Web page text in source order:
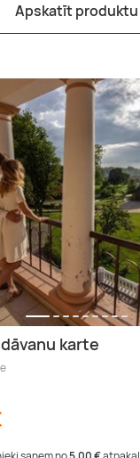
Apskatīt produktu
karte